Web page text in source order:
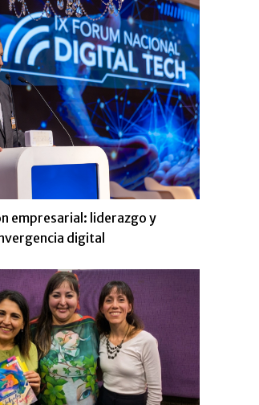
empresarial: liderazgo y
digital